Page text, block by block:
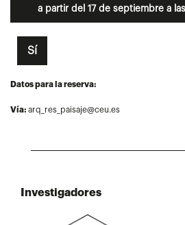
a partir del 17 de septiembre a
Sí
Datos para la reserva:
Vía: arq_res_paisaje@ceu.es
Investigadores